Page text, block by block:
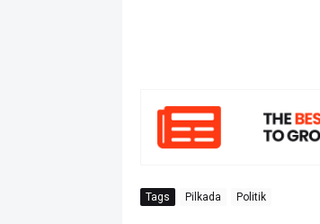
Tags Pilkada Politik